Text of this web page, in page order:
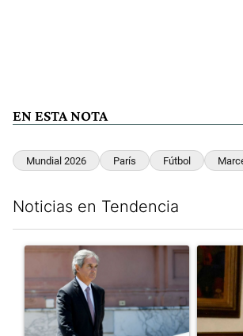
EN ESTA NOTA
Mundial 2026 París Fútbol
Noticias en Tendencia
Un artículo de tendencia con el título
Un